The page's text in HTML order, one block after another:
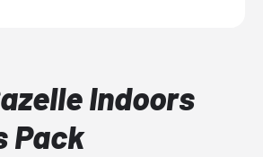
Indoors
Pack